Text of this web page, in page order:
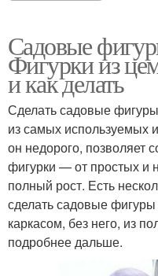
Садовые
Фигурки из
и как делать
Сделать садовые
из самых используемых
он недорого, позволяет
фигурки — от простых и
полный рост. Есть
сделать садовые
каркасом, без него, из
подробнее дальше.